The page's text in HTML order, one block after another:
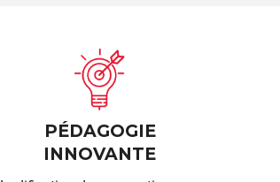
PÉDAGOGIE
INNOVANTE